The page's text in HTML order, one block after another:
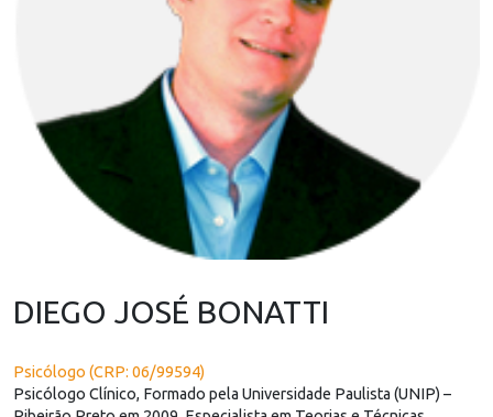
DIEGO JOSÉ BONATTI
Psicólogo (CRP: 06/99594)
Psicólogo Clínico, Formado pela Universidade Paulista (UNIP) –